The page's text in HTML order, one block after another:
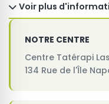
Voir plus
NOTRE CENTRE
Centre Tatérapi
134 Rue de l'Île